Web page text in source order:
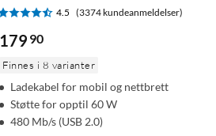
4.5 (3374 kundeanmeldelser)
179 90
Finnes i 8 varianter
Ladekabel for mobil og nettbrett
Støtte for opptil 60 W
480 Mb/s (USB 2.0)